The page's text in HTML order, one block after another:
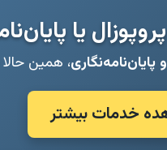
یا
، همین حالا
خدمات بیشتر